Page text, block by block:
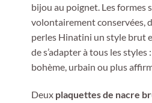
bijou au poignet. Les formes
volontairement conservées,
perles Hinatini un style brut
de s’adapter à tous les styles
bohème, urbain ou plus
Deux plaquettes de nacre